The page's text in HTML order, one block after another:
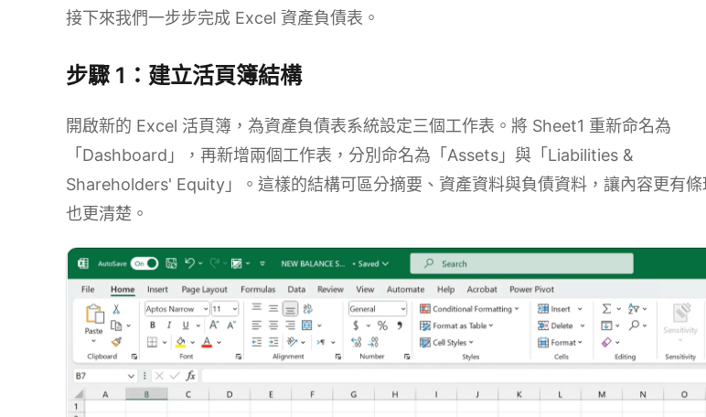
接下來我們一步步完成 Excel 資產負債表。
步驟 1：建立活頁簿結構
開啟新的 Excel 活頁簿，為資產負債表系統設定三個工作表。將 Sheet1 重新命名為
「Dashboard」，再新增兩個工作表，分別命名為「Assets」與「Liabilities &
Shareholders' Equity」。這樣的結構可區分摘要、資產資料與負債資料，讓內容更有條
也更清楚。